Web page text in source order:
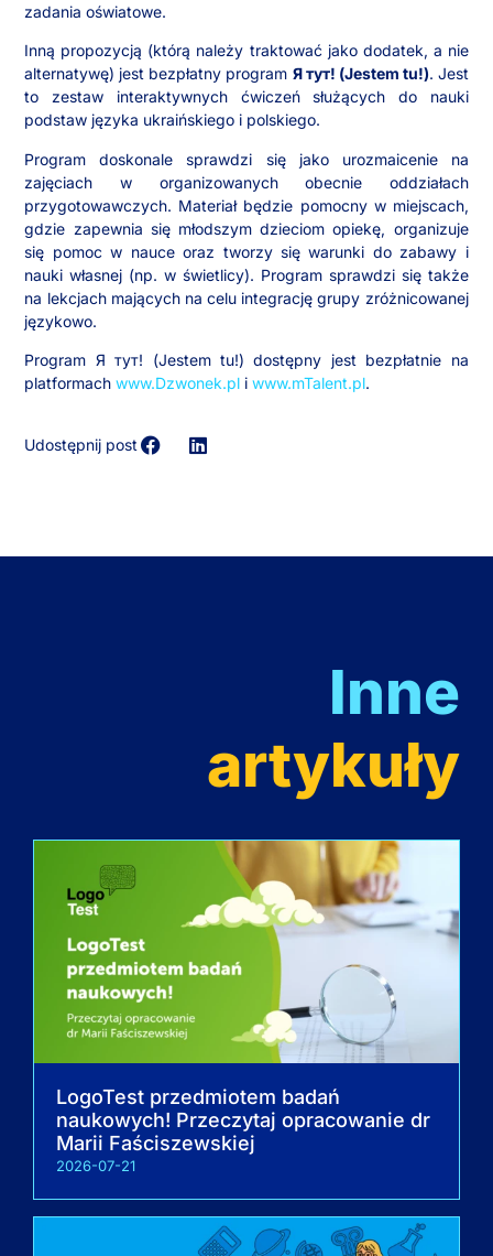
zadania oświatowe.
Inną propozycją (którą należy traktować jako dodatek, a nie
alternatywę) jest bezpłatny program Я тут! (Jestem tu!). Jest
to zestaw interaktywnych ćwiczeń służących do nauki
podstaw języka ukraińskiego i polskiego.
Program doskonale sprawdzi się jako urozmaicenie na
zajęciach w organizowanych obecnie oddziałach
przygotowawczych. Materiał będzie pomocny w miejscach,
gdzie zapewnia się młodszym dzieciom opiekę, organizuje
się pomoc w nauce oraz tworzy się warunki do zabawy i
nauki własnej (np. w świetlicy). Program sprawdzi się także
na lekcjach mających na celu integrację grupy zróżnicowanej
językowo.
Program Я тут! (Jestem tu!) dostępny jest bezpłatnie na
platformachwww.Dzwonek.pl iwww.mTalent.pl.
Udostępnij post
Inne
artykuły
LogoTest przedmiotem badań
naukowych! Przeczytaj opracowanie dr
Marii Faściszewskiej
2026-07-21